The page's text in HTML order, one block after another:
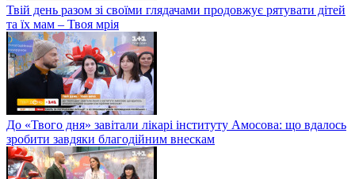
Твій день разом зі своїми глядачами продовжує рятувати дітей
та їх мам – Твоя мрія
До «Твого дня» завітали лікарі інституту Амосова: що вдалось
зробити завдяки благодійним внескам